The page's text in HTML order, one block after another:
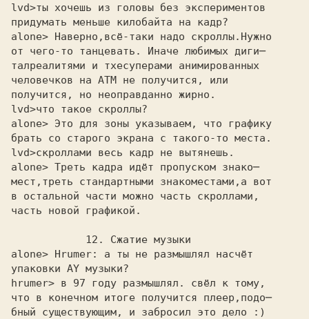
lvd>
придумать меньше килобайта на кадр?
alone> Наверно,всё-таки надо скроллы.Нужно
от чего-то танцевать. Иначе любимых диги─
талреалитями и тхесуперами анимированных
человечков на АТМ не получится, или
получится, но неоправданно жирно.
lvd>
alone> Это для зоны указываем, что графику
брать со старого экрана с такого-то места.
lvd>
alone> Треть кадра идёт пропуском знако─
мест,треть стандартными знакоместами,а вот
в остальной части можно часть скроллами,
часть новой графикой.
alone> Hrumer: а ты не размышлял насчёт
упаковки AY музыки?
hrumer> в 97 году размышлял. свёл к тому,
что в конечном итоге получится плеер,подо─
бный существующим, и забросил это дело :)